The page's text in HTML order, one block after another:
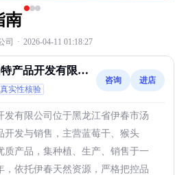
南
司 · 2026-04-11 01:18:27
产品开发有限公
实性核验
咨询 进店
发有限公司位于黑龙江省伊春市汤
开发与销售，主营蓝莓干、猴头
质产品，集种植、生产、销售于一
，依托伊春天然资源，严格把控品